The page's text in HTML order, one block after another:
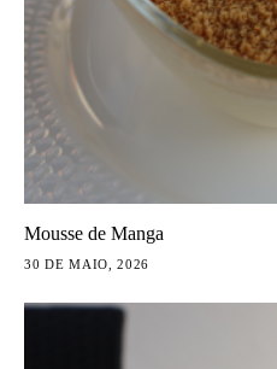
Mousse de Manga
30 DE MAIO, 2026